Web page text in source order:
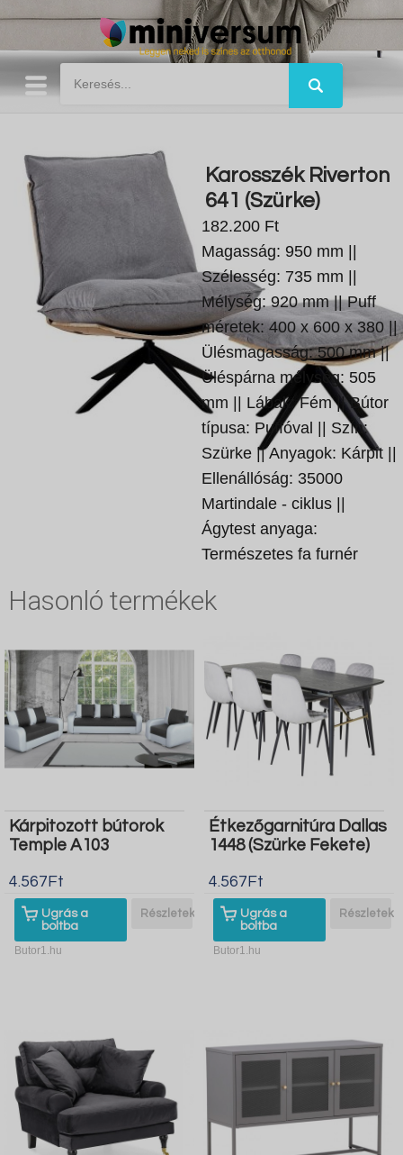
Karosszék Riverton
641 (Szürke)
182.200 Ft
Magasság: 950 mm ||
Szélesség: 735 mm ||
Mélység: 920 mm || Puff
méretek: 400 x 600 x 380 ||
Ülésmagasság: 500 mm ||
Üléspárna mélység: 505
mm || Lábak: Fém || Bútor
típusa: Puffóval || Szín:
Szürke || Anyagok: Kárpit ||
Ellenállóság: 35000
Martindale - ciklus ||
Ágytest anyaga:
Természetes fa furnér
Hasonló termékek
Kárpitozott bútorok
Temple A103
4.567Ft
Ugrás a
boltba
Részletek
Butor1.hu
Étkezőgarnitúra Dallas
1448 (Szürke Fekete)
4.567Ft
Ugrás a
boltba
Részletek
Butor1.hu